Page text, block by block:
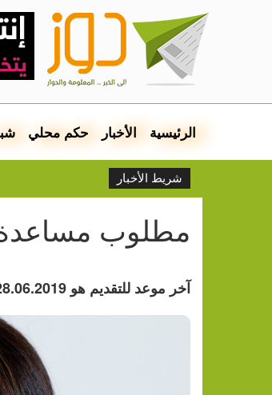
الرئيسية الأخبار حكم محلي
شريط الأخبار
مطلوب مساعدة
آخر موعد للتقديم هو 28.06.2019.